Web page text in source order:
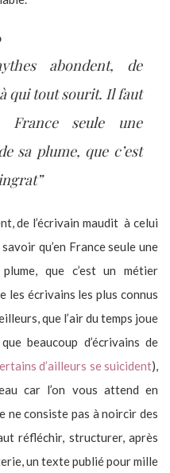
abondent, de
qui tout sourit. Il faut
France seule une
sa plume, que c’est
de l’écrivain maudit à celui
qu’en France seule une
que c’est un métier
les écrivains les plus connus
que l’air du temps joue
beaucoup d’écrivains de
d’ailleurs se suicident),
car l’on vous attend en
ne consiste pas à noircir des
réfléchir, structurer, après
un texte publié pour mille